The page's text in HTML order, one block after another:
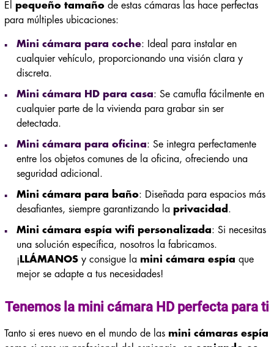
El pequeño tamañode estas cámaras las hace perfectas
para múltiples ubicaciones:
Mini cámara para coche: Ideal para instalar en
cualquier vehículo, proporcionando una visión clara y
discreta.
Mini cámara HD para casa: Se camufla fácilmente en
cualquier parte de la vivienda para grabar sin ser
detectada.
Mini cámara para oficina: Se integra perfectamente
entre los objetos comunes de la oficina, ofreciendo una
seguridad adicional.
Mini cámara para baño: Diseñada para espacios más
desafiantes, siempre garantizando la privacidad .
Mini cámara espía wifi personalizada: Si necesitas
una solución específica, nosotros la fabricamos.
¡ LLÁMANOSy consigue la mini cámara espía que
mejor se adapte a tus necesidades!
Tenemos la mini cámara HDperfecta para ti
Tanto si eres nuevo en el mundo de las mini cámaras espía